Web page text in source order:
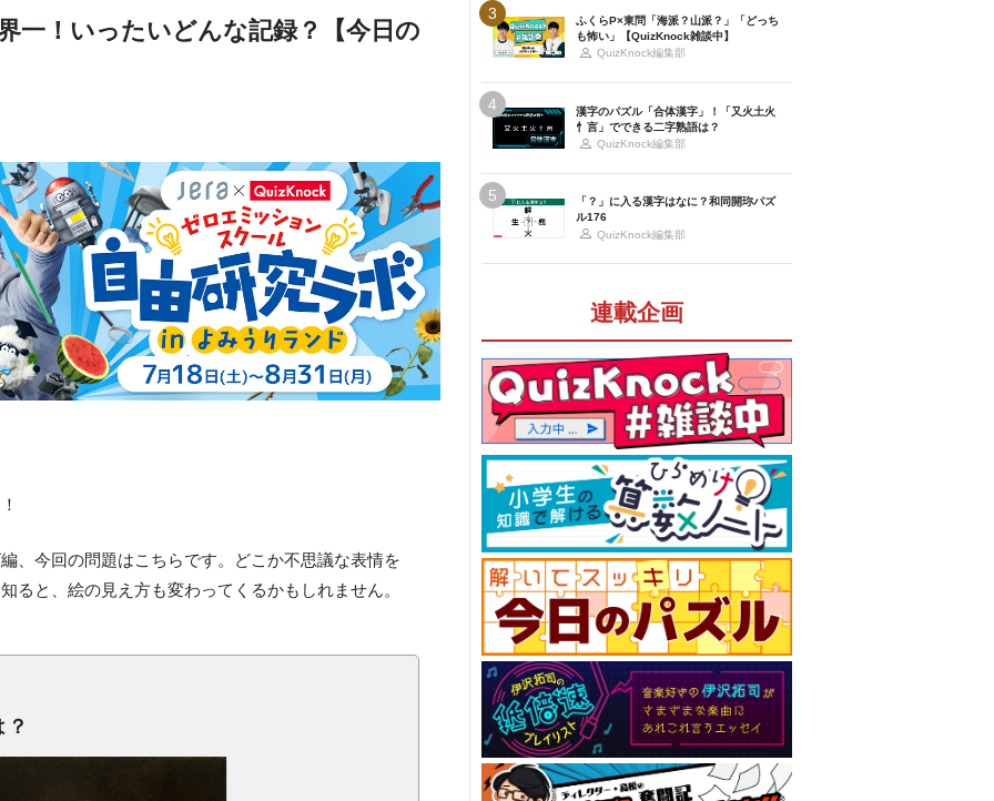
一！いったいどんな記録？【今日の
、今回の問題はこちらです。どこか不思議な表情を
ると、絵の見え方も変わってくるかもしれません。
3
ふくらP×東問「海派？山派？」「どっち
も怖い」【QuizKnock雑談中】
QuizKnock編集部
4
漢字のパズル「合体漢字」！「又火土火
忄言」でできる二字熟語は？
QuizKnock編集部
5
「？」に入る漢字はなに？和同開珎パズ
ル176
QuizKnock編集部
連載企画